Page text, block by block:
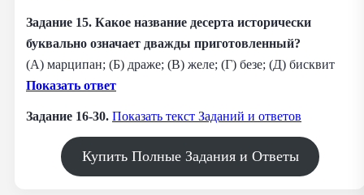
Задание 15. Какое название десерта исторически
буквально означает дважды приготовленный?
(А) марципан; (Б) драже; (В) желе; (Г) безе; (Д) бисквит
Показать ответ
Задание 16-30. Показать текст Заданий и ответов
Купить Полные Задания и Ответы